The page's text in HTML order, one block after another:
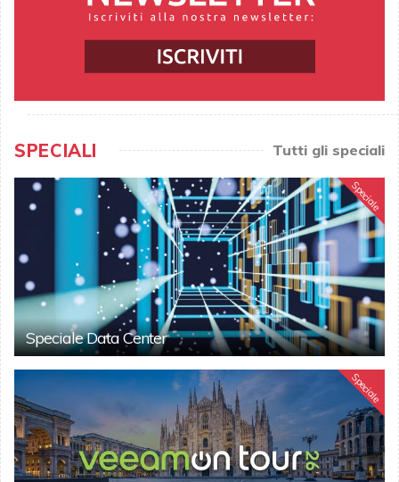
SPECIALI Tutti gli speciali
Speciale
Speciale Data Center
Speciale